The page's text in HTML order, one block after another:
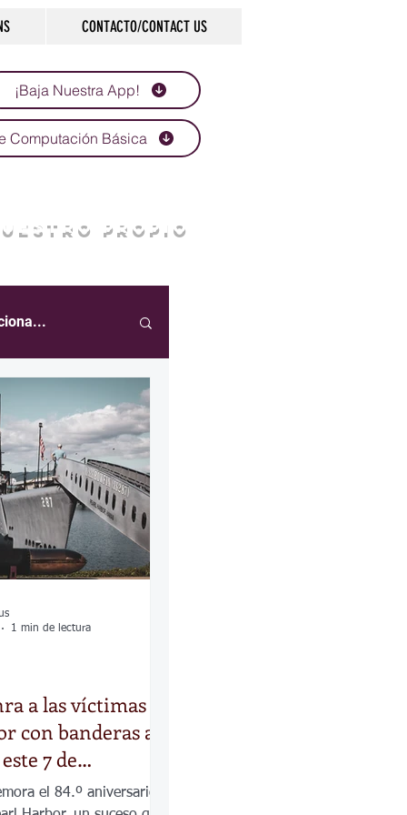
CONTACTO/CONTACT US
¡Baja Nuestra App!
Computación Básica
PROPIO
Calles
a las víctimas de
con banderas a
7 de
el 84.º aniversario
1 min de lectura